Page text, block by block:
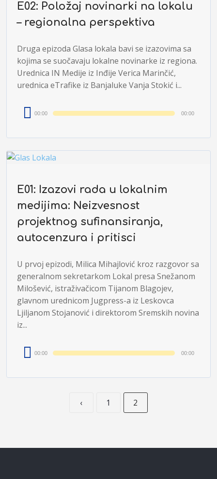
E02: Položaj novinarki na lokalu
– regionalna perspektiva
Druga epizoda Glasa lokala bavi se izazovima sa
kojima se suočavaju lokalne novinarke iz regiona.
Urednica IN Medije iz Inđije Verica Marinčić,
urednica eTrafike iz Banjaluke Vanja Stokić i...
Audio
Player
00:00 00:00
E01: Izazovi rada u lokalnim
medijima: Neizvesnost
projektnog sufinansiranja,
autocenzura i pritisci
U prvoj epizodi, Milica Mihajlović kroz razgovor sa
generalnom sekretarkom Lokal presa Snežanom
Milošević, istraživačicom Tijanom Blagojev,
glavnom urednicom Jugpress-a iz Leskovca
Ljiljanom Stojanović i direktorom Sremskih novina
iz...
Audio
Player
00:00 00:00
‹ 1 2